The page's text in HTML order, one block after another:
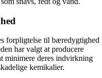
forpligtelse til bæredygtighed
har valgt at producere
minimere deres indvirkning
kemikalier.